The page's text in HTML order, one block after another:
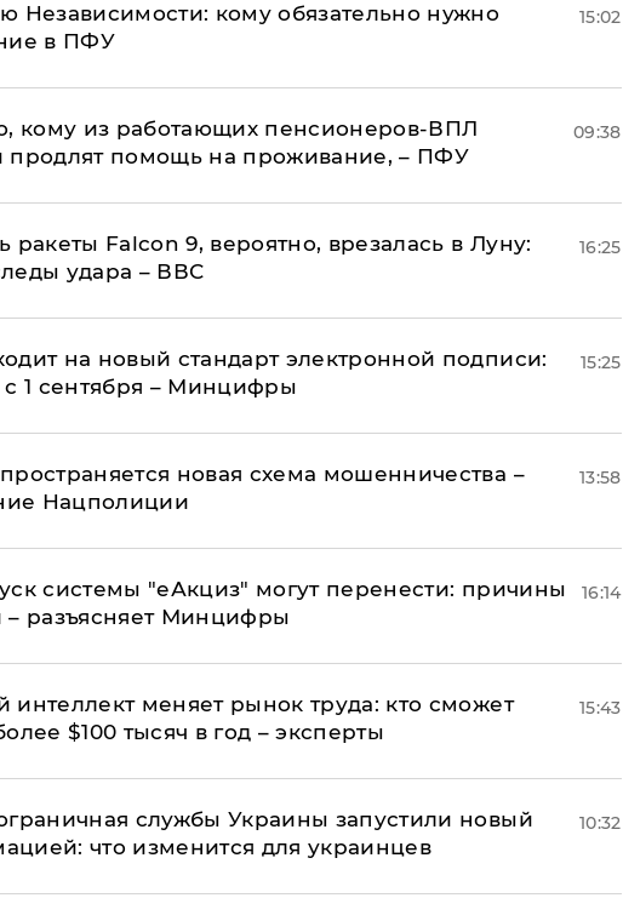
Независимости: кому обязательно нужно
в ПФУ
15:02
кому из работающих пенсионеров-ВПЛ
продлят помощь на проживание, – ПФУ
09:38
ракеты Falcon 9, вероятно, врезалась в Луну:
удара – ВВС
16:25
на новый стандарт электронной подписи:
с 1 сентября – Минцифры
15:25
новая схема мошенничества –
Нацполиции
13:58
системы "еАкциз" могут перенести: причины
– разъясняет Минцифры
16:14
интеллект меняет рынок труда: кто сможет
$100 тысяч в год – эксперты
15:43
службы Украины запустили новый
что изменится для украинцев
10:32